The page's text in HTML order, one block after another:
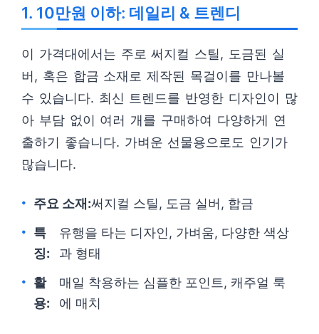
1. 10만원 이하: 데일리 & 트렌디
이 가격대에서는 주로 써지컬 스틸, 도금된 실
버, 혹은 합금 소재로 제작된 목걸이를 만나볼
수 있습니다. 최신 트렌드를 반영한 디자인이 많
아 부담 없이 여러 개를 구매하여 다양하게 연
출하기 좋습니다. 가벼운 선물용으로도 인기가
많습니다.
주요 소재:써지컬 스틸, 도금 실버, 합금
특
징:
유행을 타는 디자인, 가벼움, 다양한 색상
과 형태
활
용:
매일 착용하는 심플한 포인트, 캐주얼 룩
에 매치